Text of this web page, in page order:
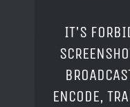
IT'S
ENCODE,